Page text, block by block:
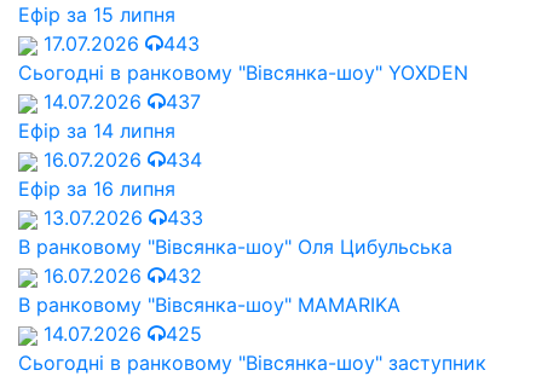
Ефір за 15 липня
17.07.2026
443
Сьогодні в ранковому "Вівсянка-шоу" YOXDEN
14.07.2026
437
Ефір за 14 липня
16.07.2026
434
Ефір за 16 липня
13.07.2026
433
В ранковому "Вівсянка-шоу" Оля Цибульська
16.07.2026
432
В ранковому "Вівсянка-шоу" MAMARIKA
14.07.2026
425
Сьогодні в ранковому "Вівсянка-шоу" заступник